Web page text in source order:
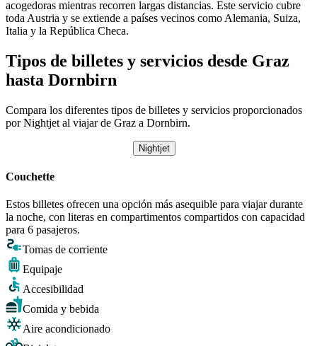
acogedoras mientras recorren largas distancias. Este servicio cubre
toda Austria y se extiende a países vecinos como Alemania, Suiza,
Italia y la República Checa.
Tipos de billetes y servicios desde Graz
hasta Dornbirn
Compara los diferentes tipos de billetes y servicios proporcionados
por Nightjet al viajar de Graz a Dornbirn.
Nightjet
Couchette
Estos billetes ofrecen una opción más asequible para viajar durante
la noche, con literas en compartimentos compartidos con capacidad
para 6 pasajeros.
Tomas de corriente
Equipaje
Accesibilidad
Comida y bebida
Aire acondicionado